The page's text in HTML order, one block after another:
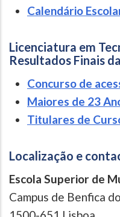
Calendário
Licenciatura em
Resultados Finais
Concurso de
Maiores de 23
Titulares de
Localização e
Escola Superior de
Campus de Benfica